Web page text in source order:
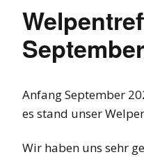
Anfang September
es stand unser
Wir haben uns sehr